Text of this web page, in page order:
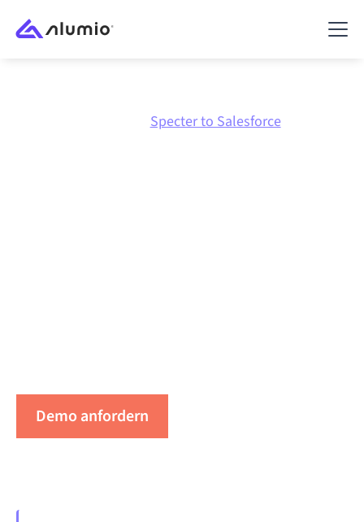
Specter to Salesforce
Demo anfordern